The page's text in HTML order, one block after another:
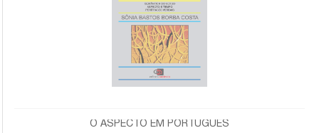
O ASPECTO EM PORTUGUÊS